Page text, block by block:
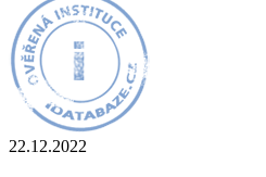
22.12.2022